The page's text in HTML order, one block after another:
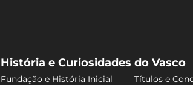
História e Curiosidades do Vasco
Fundação e História Inicial
Títulos e